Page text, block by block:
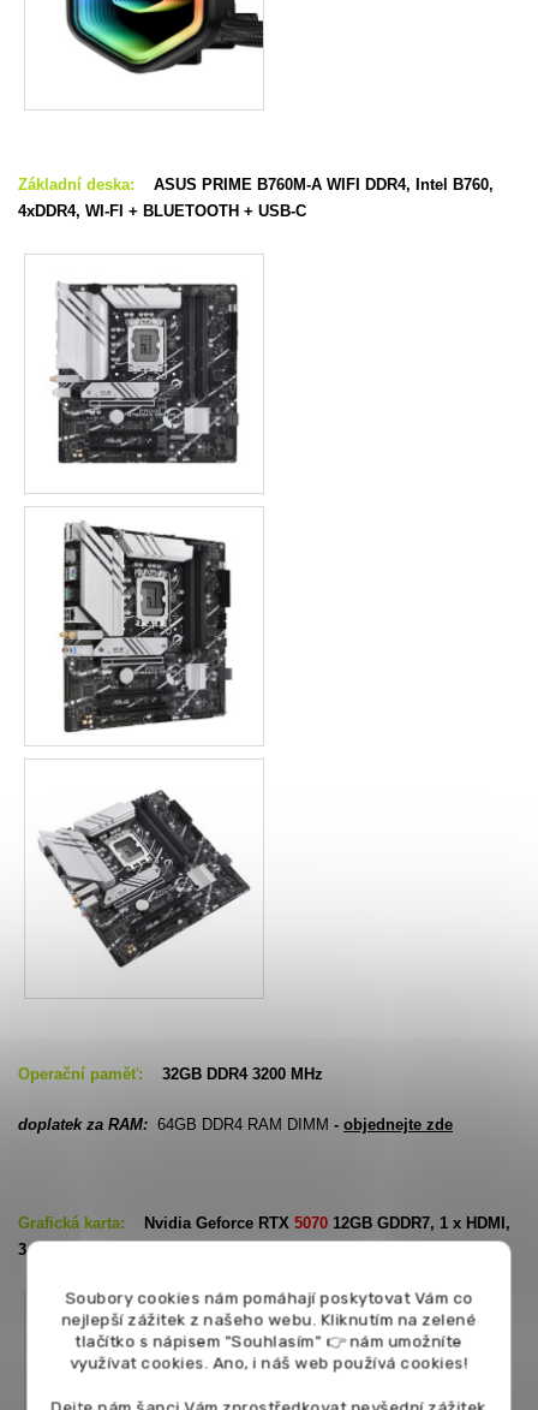
Soubory cookies nám pomáhají poskytovat Vám co
nejlepší zážitek z našeho webu. Kliknutím na zelené
tlačítko s nápisem "Souhlasím" 👉 nám umožníte
využívat cookies.Ano, i náš web používá cookies!
Základní deska:
ASUS PRIME B760M-A WIFI DDR4, Intel B760,
4xDDR4, WI-FI + BLUETOOTH + USB-C
Operační paměť: 32GB DDR4 3200 MHz
doplatek za RAM: 64GB DDR4 RAM DIMM - objednejte zde
Grafická karta: Nvidia Geforce RTX 5070 12GB GDDR7, 1 x HDMI,
3 x DisplayPort